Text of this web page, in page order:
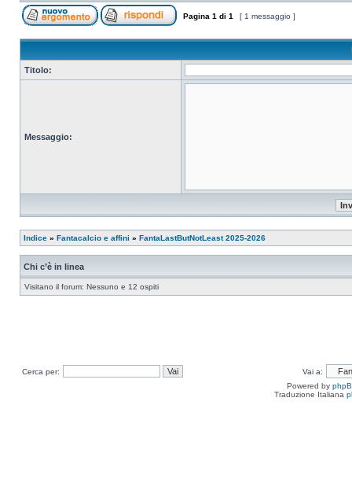
Pagina 1 di 1 [ 1 messaggio ]
Titolo:
Messaggio:
Indice » Fantacalcio e affini » FantaLastButNotLeast 2025-2026
Chi c’è in linea
Visitano il forum: Nessuno e 12 ospiti
Cerca per:
Vai a:
Powered by
Traduzione Italiana